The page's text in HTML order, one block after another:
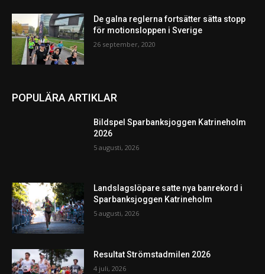
De galna reglerna fortsätter sätta stopp
för motionsloppen i Sverige
26 september, 2020
POPULÄRA ARTIKLAR
Bildspel Sparbanksjoggen Katrineholm
2026
5 augusti, 2026
Landslagslöpare satte nya banrekord i
Sparbanksjoggen Katrineholm
5 augusti, 2026
Resultat Strömstadmilen 2026
4 juli, 2026